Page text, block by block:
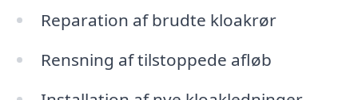
Reparation af brudte kloakrør
Rensning af tilstoppede afløb